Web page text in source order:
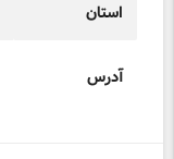
استان
آدرس